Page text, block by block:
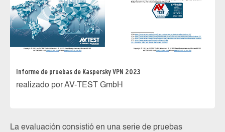
Informe de pruebas de Kaspersky VPN 2023
realizado por AV-TEST GmbH
La evaluación consistió en una serie de pruebas